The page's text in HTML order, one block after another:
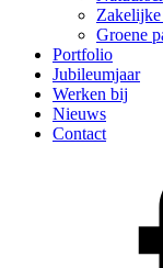
Zakelijke
Groene
Portfolio
Jubileumjaar
Werken bij
Nieuws
Contact